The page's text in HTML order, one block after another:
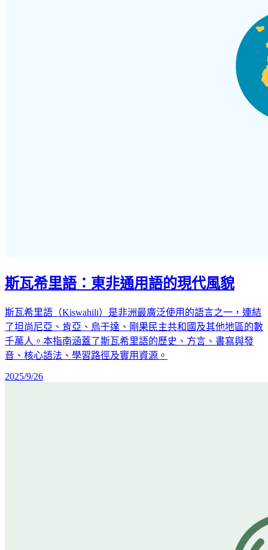
斯瓦希里語：東非通用語的現代風貌
斯瓦希里語（Kiswahili）是非洲最廣泛使用的語言之一，連結
了坦尚尼亞、肯亞、烏干達、剛果民主共和國及其他地區的數
千萬人。本指南涵蓋了斯瓦希里語的歷史、方言、書寫與發
音、核心語法、學習路徑及實用資源。
2025/9/26